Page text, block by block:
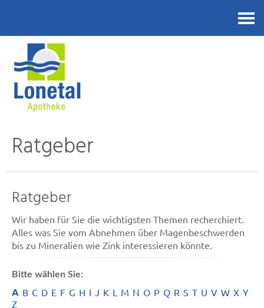
Ratgeber
Ratgeber
Wir haben für Sie die wichtigsten Themen recherchiert.
Alles was Sie vom Abnehmen über Magenbeschwerden
bis zu Mineralien wie Zink interessieren könnte.
Bitte wählen Sie:
A B C D E F G H I J K L M N O P Q R S T U V W X Y
Z